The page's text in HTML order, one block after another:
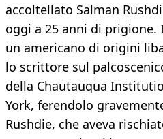
accoltellato Salman
oggi a 25 anni di prigione.
un americano di origini
lo scrittore sul
della Chautauqua
York, ferendolo
Rushdie, che aveva